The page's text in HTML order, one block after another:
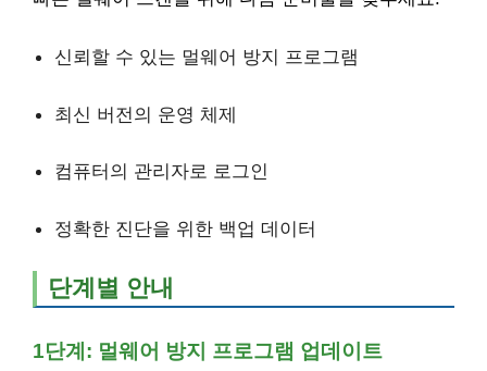
신뢰할 수 있는 멀웨어 방지 프로그램
최신 버전의 운영 체제
컴퓨터의 관리자로 로그인
정확한 진단을 위한 백업 데이터
단계별 안내
1단계: 멀웨어 방지 프로그램 업데이트